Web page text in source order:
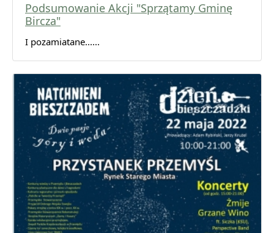
Podsumowanie Akcji "Sprzątamy Gminę
Bircza"
I pozamiatane......